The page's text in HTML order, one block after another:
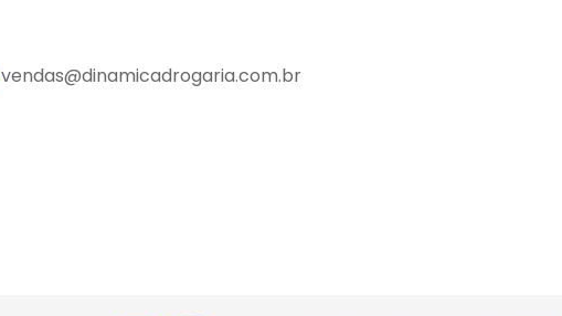
vendas@dinamicadrogaria.com.br